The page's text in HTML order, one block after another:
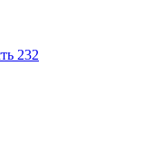
232